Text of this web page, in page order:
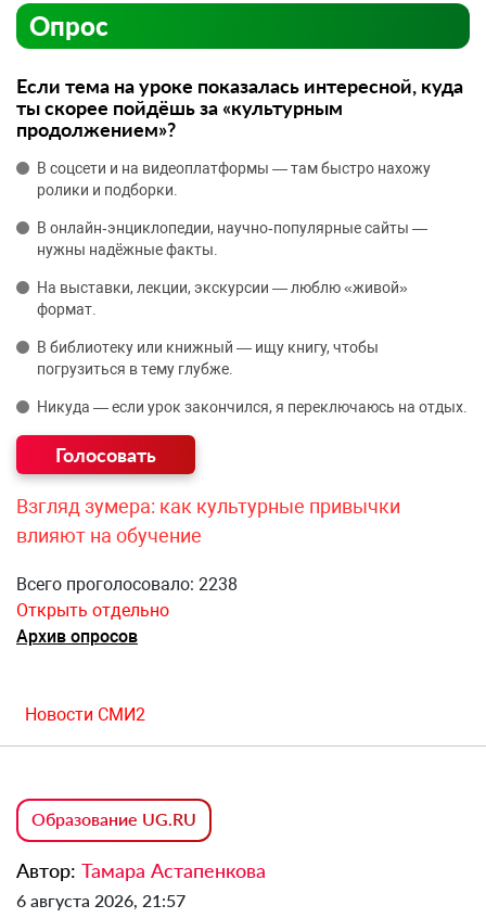
Опрос
Если тема на уроке показалась интересной, куда
ты скорее пойдёшь за «культурным
продолжением»?
В соцсети и на видеоплатформы — там быстро нахожу
ролики и подборки.
В онлайн‑энциклопедии, научно‑популярные сайты —
нужны надёжные факты.
На выставки, лекции, экскурсии — люблю «живой»
формат.
В библиотеку или книжный — ищу книгу, чтобы
погрузиться в тему глубже.
Никуда — если урок закончился, я переключаюсь на отдых.
Взгляд зумера: как культурные привычки
влияют на обучение
Всего проголосовало: 2238
Открыть отдельно
Архив опросов
Новости СМИ2
Образование UG.RU
Автор: Тамара Астапенкова
6 августа 2026, 21:57